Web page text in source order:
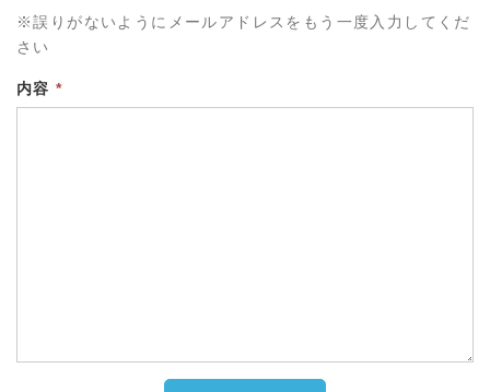
※誤りがないようにメールアドレスをもう一度入力してくだ
さい
内容*